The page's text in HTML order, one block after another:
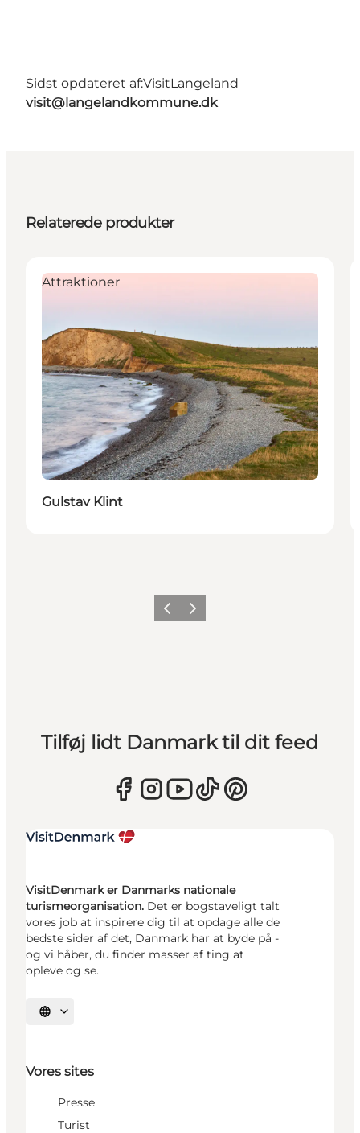
Sidst opdateret af:VisitLangeland
visit@langelandkommune.dk
Relaterede produkter
Attraktioner
Gulstav Klint
ForrigeNæste
Tilføj lidt Danmark til dit feed
VisitDenmark er Danmarks nationale
turismeorganisation. Det er bogstaveligt talt
vores job at inspirere dig til at opdage alle de
bedste sider af det, Danmark har at byde på -
og vi håber, du finder masser af ting at
opleve og se.
Vælg sprog
Vores sites
Presse
Turist